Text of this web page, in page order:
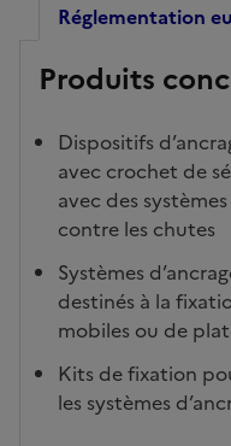
Réglementation
Produits
Dispositifs
avec crochet de
avec des
contre les chutes
Systèmes
destinés à la
mobiles ou de
Kits de fixation
les systèmes